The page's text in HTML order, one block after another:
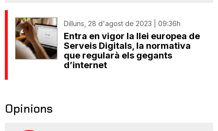
Dilluns, 28 d'agost de 2023 | 09:36h
Entra en vigor la llei europea de
Serveis Digitals, la normativa
que regularà els gegants
d’internet
Opinions